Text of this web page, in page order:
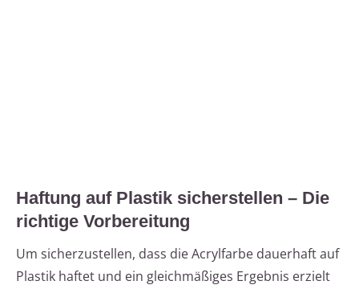
Haftung auf Plastik sicherstellen – Die
richtige Vorbereitung
Um sicherzustellen, dass die Acrylfarbe dauerhaft auf
Plastik haftet und ein gleichmäßiges Ergebnis erzielt